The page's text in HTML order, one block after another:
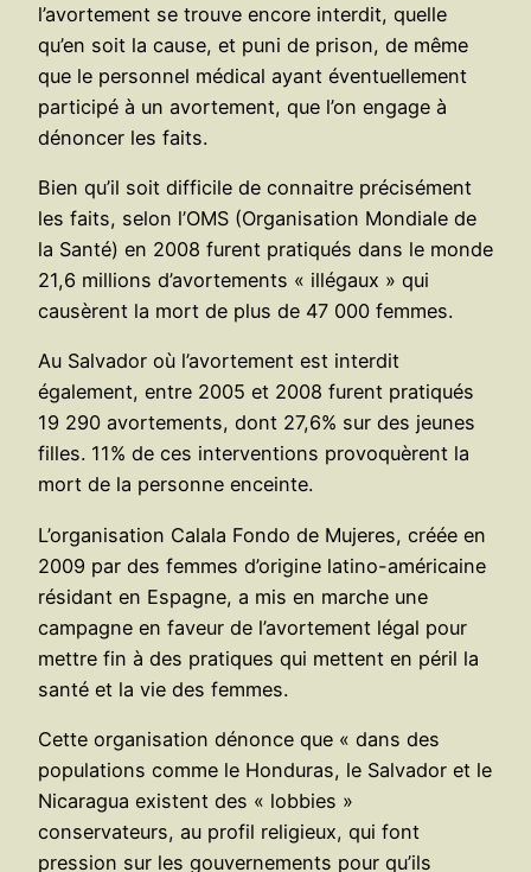
l’avortement se trouve encore interdit, quelle
qu’en soit la cause, et puni de prison, de même
que le personnel médical ayant éventuellement
participé à un avortement, que l’on engage à
dénoncer les faits.
Bien qu’il soit difficile de connaitre précisément
les faits, selon l’OMS (Organisation Mondiale de
la Santé) en 2008 furent pratiqués dans le monde
21,6 millions d’avortements « illégaux » qui
causèrent la mort de plus de 47 000 femmes.
Au Salvador où l’avortement est interdit
également, entre 2005 et 2008 furent pratiqués
19 290 avortements, dont 27,6% sur des jeunes
filles. 11% de ces interventions provoquèrent la
mort de la personne enceinte.
L’organisation Calala Fondo de Mujeres, créée en
2009 par des femmes d’origine latino-américaine
résidant en Espagne, a mis en marche une
campagne en faveur de l’avortement légal pour
mettre fin à des pratiques qui mettent en péril la
santé et la vie des femmes.
Cette organisation dénonce que « dans des
populations comme le Honduras, le Salvador et le
Nicaragua existent des « lobbies »
conservateurs, au profil religieux, qui font
pression sur les gouvernements pour qu’ils